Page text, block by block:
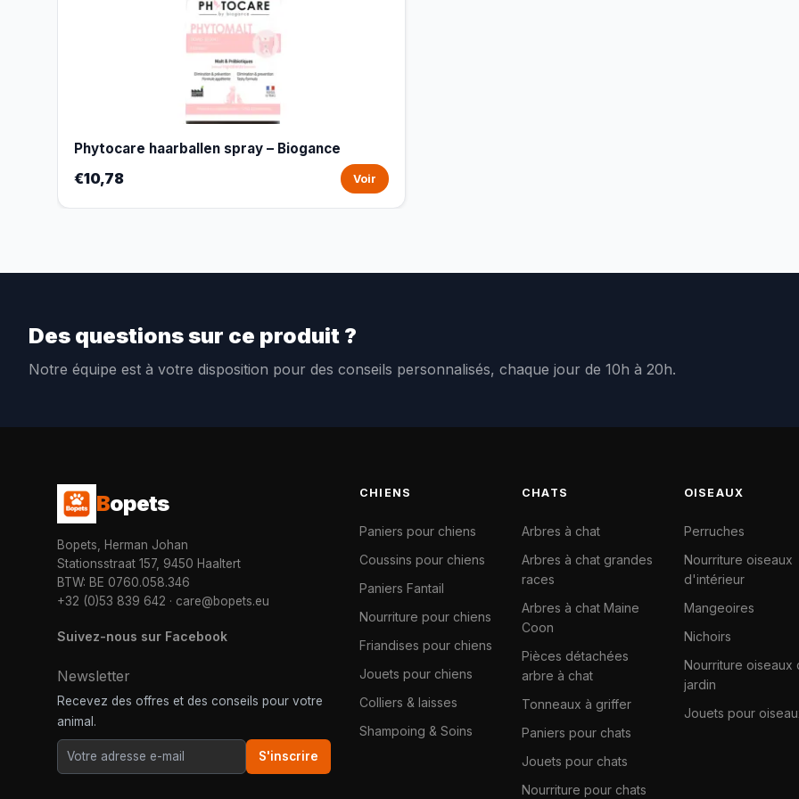
Phytocare haarballen spray – Biogance
€10,78 Voir
Des questions sur ce produit ?
Notre équipe est à votre disposition pour des conseils personnalisés, chaque jour de 10h à 20h.
Bopets
Bopets, Herman Johan
Stationsstraat 157, 9450 Haaltert
BTW: BE 0760.058.346
+32 (0)53 839 642 · care@bopets.eu
Suivez-nous sur Facebook
Newsletter
Recevez des offres et des conseils pour votre
animal.
S'inscrire
CHIENS
Paniers pour chiens
Coussins pour chiens
Paniers Fantail
Nourriture pour chiens
Friandises pour chiens
Jouets pour chiens
Colliers & laisses
Shampoing & Soins
CHATS
Arbres à chat
Arbres à chat grandes
races
Arbres à chat Maine
Coon
Pièces détachées
arbre à chat
Tonneaux à griffer
Paniers pour chats
Jouets pour chats
Nourriture pour chats
OISEAUX
Perruches
Nourriture oiseaux
d'intérieur
Mangeoires
Nichoirs
Nourriture oiseaux
jardin
Jouets pour